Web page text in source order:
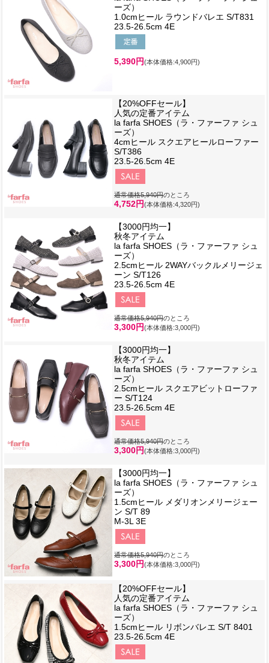
ーズ）
1.0cmヒール ラウンドバレエ S/T831
23.5-26.5cm 4E
5,390円(本体価格:4,900円)
【20%OFFセール】
人気の定番アイテム
la farfa SHOES（ラ・ファーファ シュ
ーズ）
4cmヒール スクエアヒールローファー
S/T386
23.5-26.5cm 4E
通常価格5,940円のところ
4,752円(本体価格:4,320円)
【3000円均一】
秋冬アイテム
la farfa SHOES（ラ・ファーファ シュ
ーズ）
2.5cmヒール 2WAYバックルメリージェ
ーン S/T126
23.5-26.5cm 4E
通常価格5,940円のところ
3,300円(本体価格:3,000円)
【3000円均一】
秋冬アイテム
la farfa SHOES（ラ・ファーファ シュ
ーズ）
2.5cmヒール スクエアビットローファ
ー S/T124
23.5-26.5cm 4E
通常価格5,940円のところ
3,300円(本体価格:3,000円)
【3000円均一】
la farfa SHOES（ラ・ファーファ シュ
ーズ）
1.5cmヒール メダリオンメリージェー
ン S/T 89
M-3L 3E
通常価格5,940円のところ
3,300円(本体価格:3,000円)
【20%OFFセール】
人気の定番アイテム
la farfa SHOES（ラ・ファーファ シュ
ーズ）
1.5cmヒール リボンバレエ S/T 8401
23.5-26.5cm 4E